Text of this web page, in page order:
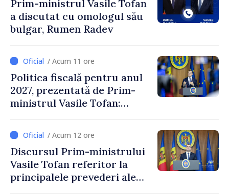
Prim-ministrul Vasile Tofan
a discutat cu omologul său
bulgar, Rumen Radev
/ Acum 11 ore
Politica fiscală pentru anul
2027, prezentată de Prim-
ministrul Vasile Tofan:
stimularea investițiilor și o
taxare mai echitabilă
/ Acum 12 ore
Discursul Prim-ministrului
Vasile Tofan referitor la
principalele prevederi ale